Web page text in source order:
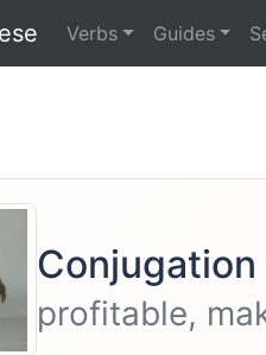
Verbs Guides
profitable,